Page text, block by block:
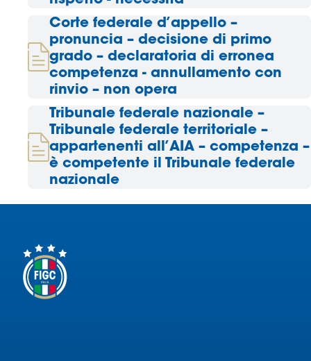
Contatti
Assicurazione
Social media
Corte federale d’appello –
pronuncia – decisione di primo
grado – declaratoria di erronea
competenza - annullamento con
rinvio – non opera
Tribunale federale nazionale –
Tribunale federale territoriale –
appartenenti all’AIA – competenza –
è competente il Tribunale federale
nazionale